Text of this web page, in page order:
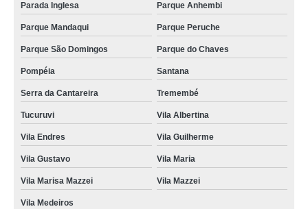
Parada Inglesa Parque Anhembi
Parque Mandaqui Parque Peruche
Parque São Domingos Parque do Chaves
Pompéia Santana
Serra da Cantareira Tremembé
Tucuruvi Vila Albertina
Vila Endres Vila Guilherme
Vila Gustavo Vila Maria
Vila Marisa Mazzei Vila Mazzei
Vila Medeiros